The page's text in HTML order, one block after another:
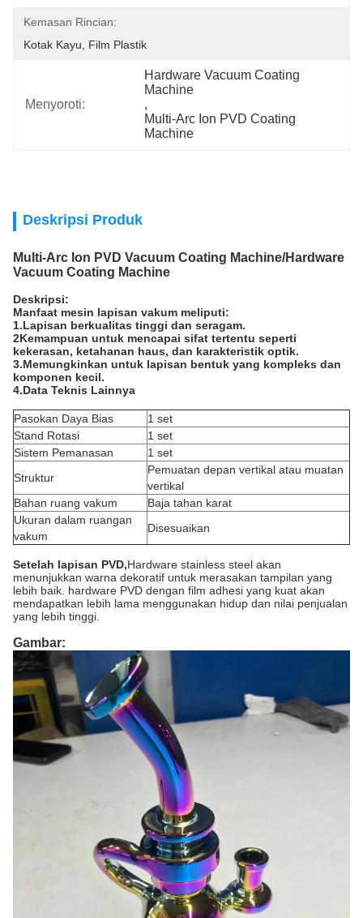
Kemasan Rincian:
Kotak Kayu, Film Plastik
Menyoroti:
Hardware Vacuum Coating
Machine
,
Multi-Arc Ion PVD Coating
Machine
Deskripsi Produk
Multi-Arc Ion PVD Vacuum Coating Machine/Hardware
Vacuum Coating Machine
Deskripsi:
Manfaat mesin lapisan vakum meliputi:
1.Lapisan berkualitas tinggi dan seragam.
2Kemampuan untuk mencapai sifat tertentu seperti
kekerasan, ketahanan haus, dan karakteristik optik.
3.Memungkinkan untuk lapisan bentuk yang kompleks dan
komponen kecil.
4.Data Teknis Lainnya
Pasokan Daya Bias
1 set
Stand Rotasi
1 set
Sistem Pemanasan
1 set
Struktur
Pemuatan depan vertikal atau muatan
vertikal
Bahan ruang vakum
Baja tahan karat
Ukuran dalam ruangan
vakum
Disesuaikan
Setelah lapisan PVD,Hardware stainless steel akan
menunjukkan warna dekoratif untuk merasakan tampilan yang
lebih baik. hardware PVD dengan film adhesi yang kuat akan
mendapatkan lebih lama menggunakan hidup dan nilai penjualan
yang lebih tinggi.
Gambar: